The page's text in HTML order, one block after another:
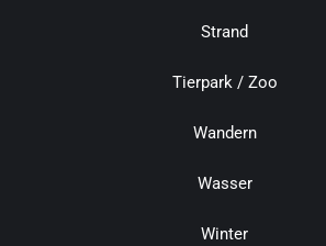
Strand
Tierpark / Zoo
Wandern
Wasser
Winter